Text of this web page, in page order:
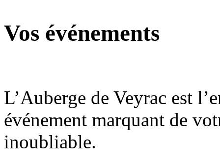
Vos événements
L’Auberge de Veyrac est
événement marquant de
inoubliable.